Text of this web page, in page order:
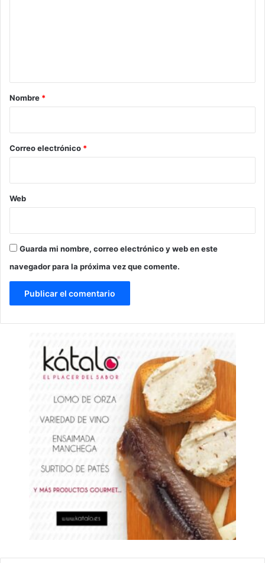
r
*
Nombre *
Correo electrónico *
Web
Guarda mi nombre, correo electrónico y web en este
navegador para la próxima vez que comente.